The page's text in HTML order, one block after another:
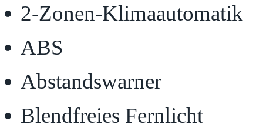
2-Zonen-Klimaautomatik
ABS
Abstandswarner
Blendfreies Fernlicht